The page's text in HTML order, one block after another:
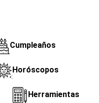
Cumpleaños
Horóscopos
Herramientas